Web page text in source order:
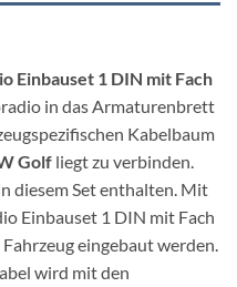
Einbauset 1 DIN mit Fach
in das Armaturenbrett
Kabelbaum
Golf liegt zu verbinden.
diesem Set enthalten. Mit
Einbauset 1 DIN mit Fach
eingebaut werden.
wird mit den